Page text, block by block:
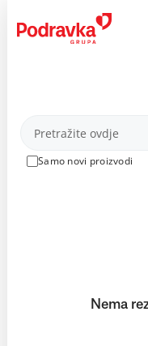
content
Samo novi proizvodi
Nema